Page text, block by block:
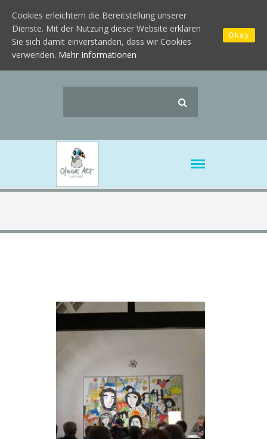
Cookies erleichtern die Bereitstellung unserer
Dienste. Mit der Nutzung dieser Website erklären
Sie sich damit einverstanden, dass wir Cookies
verwenden. Mehr Informationen
Okay